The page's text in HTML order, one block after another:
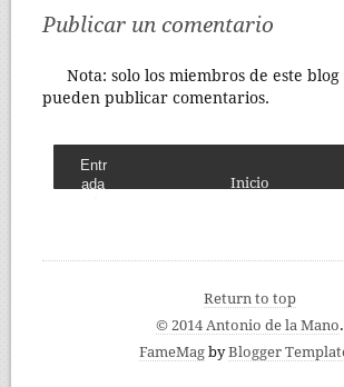
Publicar un comentario
Nota: solo los miembros de este blog
pueden publicar comentarios.
Entr
ada
Inicio
Return to top
© 2014 Antonio de la Mano.
FameMagbyBlogger